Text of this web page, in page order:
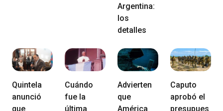
Argentina:
los
detalles
Quintela
anunció
que
Cuándo
fue la
última
Advierten
que
América
Caputo
aprobó el
presupues